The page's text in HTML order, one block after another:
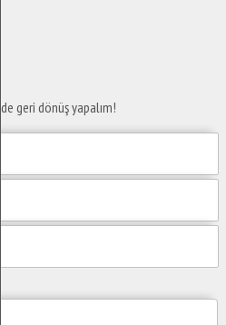
geri dönüş yapalım!